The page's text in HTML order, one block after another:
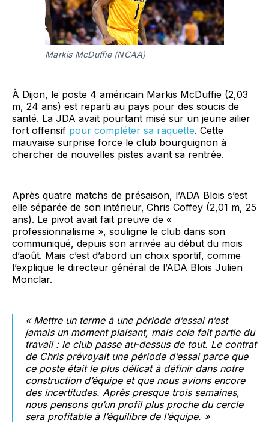
Markis McDuffie (NCAA)
À Dijon, le poste 4 américain Markis McDuffie (2,03
m, 24 ans) est reparti au pays pour des soucis de
santé. La JDA avait pourtant misé sur un jeune ailier
fort offensif pour compléter sa raquette. Cette
mauvaise surprise force le club bourguignon à
chercher de nouvelles pistes avant sa rentrée.
Après quatre matchs de présaison, l’ADA Blois s’est
elle séparée de son intérieur, Chris Coffey (2,01 m, 25
ans). Le pivot avait fait preuve de «
professionnalisme », souligne le club dans son
communiqué, depuis son arrivée au début du mois
d’août. Mais c’est d’abord un choix sportif, comme
l’explique le directeur général de l’ADA Blois Julien
Monclar.
« Mettre un terme à une période d’essai n’est
jamais un moment plaisant, mais cela fait partie du
travail : le club passe au-dessus de tout. Le contrat
de Chris prévoyait une période d’essai parce que
ce poste était le plus délicat à définir dans notre
construction d’équipe et que nous avions encore
des incertitudes. Après presque trois semaines,
nous pensons qu’un profil plus proche du cercle
sera profitable à l’équilibre de l’équipe. »